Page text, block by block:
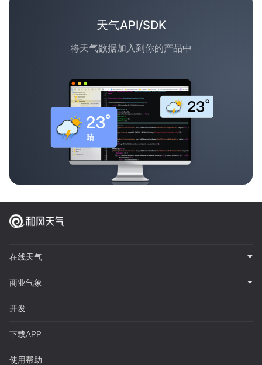
天气API/SDK
将天气数据加入到你的产品中
在线天气
商业气象
开发
下载APP
使用帮助